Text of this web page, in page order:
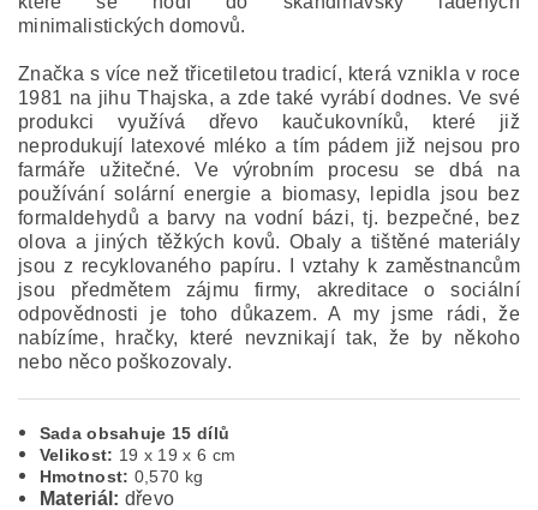
minimalistických domovů.
Značka s více než třicetiletou tradicí, která vznikla v roce
1981 na jihu Thajska, a zde také vyrábí dodnes. Ve své
produkci využívá dřevo kaučukovníků, které již
neprodukují latexové mléko a tím pádem již nejsou pro
farmáře užitečné.
Ve výrobním procesu se dbá na
používání solární energie a biomasy, lepidla jsou bez
formaldehydů a barvy na vodní bázi, tj. bezpečné, bez
olova a jiných těžkých kovů. Obaly a tištěné materiály
jsou z recyklovaného papíru. I vztahy k zaměstnancům
jsou předmětem zájmu firmy, akreditace o sociální
odpovědnosti je toho důkazem. A my jsme rádi, že
nabízíme, hračky, které nevznikají tak, že by někoho
nebo něco poškozovaly.
Sada obsahuje 15 dílů
Velikost: 19 x 19 x 6 cm
Hmotnost: 0,570 kg
Materiál: dřevo